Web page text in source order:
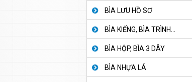
BÌA LƯU HỒ SƠ
BÌA KIẾNG, BÌA TRÌNH...
BÌA HỘP, BÌA 3 DÂY
BÌA NHỰA LÁ